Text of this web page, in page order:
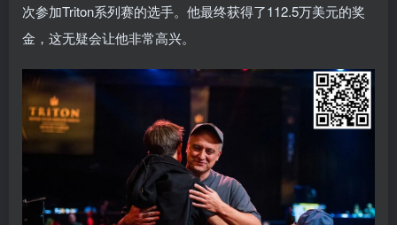
次参加Triton系列赛的选手。他最终获得了112.5万美元的奖
金，这无疑会让他非常高兴。